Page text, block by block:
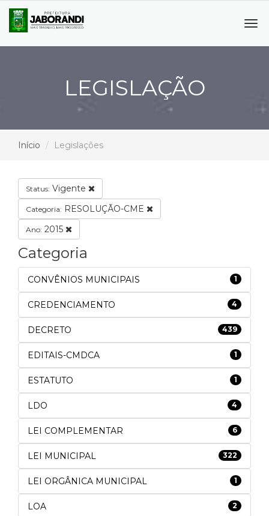
LEGISLAÇÃO
Início Legislações
Status: Vigente
Categoria: RESOLUÇÃO-CME
Ano: 2015
Categoria
CONVÊNIOS MUNICIPAIS 1
CREDENCIAMENTO 4
DECRETO 439
EDITAIS-CMDCA 1
ESTATUTO 1
LDO 4
LEI COMPLEMENTAR 6
LEI MUNICIPAL 322
LEI ORGÂNICA MUNICIPAL 1
LOA 2